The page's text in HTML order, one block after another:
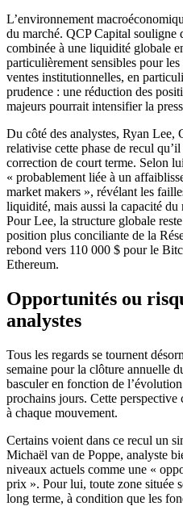
L’environnement
du marché. QCP Capital souligne
combinée à une liquidité globale
particulièrement sensibles pour
ventes institutionnelles, en
prudence : une réduction des
majeurs pourrait intensifier la
Du côté des analystes, Ryan Lee,
relativise cette phase de recul
correction de court terme. Selon
« probablement liée à un
market makers », révélant les
liquidité, mais aussi la capacité du
Pour Lee, la structure globale
position plus conciliante de la
rebond vers 110 000 $ pour le
Ethereum.
Opportunités ou
analystes
Tous les regards se tournent
semaine pour la clôture annuelle
basculer en fonction de
prochains jours. Cette
à chaque mouvement.
Certains voient dans ce recul un
Michaël van de Poppe, analyste
niveaux actuels comme une «
prix ». Pour lui, toute zone située
long terme, à condition que les